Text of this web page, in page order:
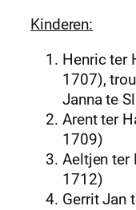
Kinderen:
Henric ter
1707),
Janna te
Arent ter
1709)
Aeltjen ter
1712)
Gerrit Jan